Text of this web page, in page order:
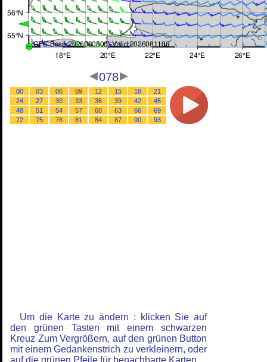
078
00 03 06 09 12 15 18
21
24
27 30 33 36 39 42
45
48
51 54 57 60 63 66
69
72
75 78 81 84 87 90 93
Um die Karte zu ändern : klicken Sie auf
den grünen Tasten mit einem schwarzen
Kreuz Zum Vergrößern, auf den grünen Button
mit einem Gedankenstrich zu verkleinern, oder
auf die grünen Pfeile für benachbarte Karten.